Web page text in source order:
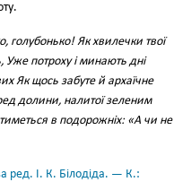
голубонько! Як хвилечки твої
Уже потроху і минають дні
Як щось забуте й архаїчне
долини, налитої зеленим
в подорожніх: «А чи не
ред. І. К. Білодіда. — К.: